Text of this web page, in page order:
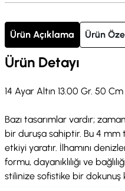
Ürün Açıklama Ürün
Ürün Detayı
14 Ayar Altın 13.00 Gr. 50
Bazı tasarımlar vardır;
bir duruşa sahiptir. Bu 4 mm
etkiyi yaratır. İlhamını
formu, dayanıklılığı ve
stilinize sofistike bir dokunuş